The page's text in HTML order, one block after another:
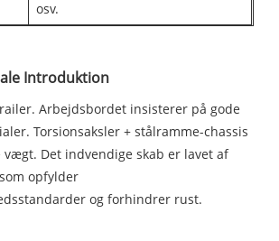
osv.
Introduktion
Arbejdsbordet insisterer på gode
Torsionsaksler + stålramme-chassis
vægt. Det indvendige skab er lavet af
opfylder
og forhindrer rust.